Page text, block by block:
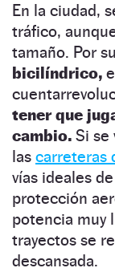
En la ciudad,
tráfico,
tamaño. Por
bicilíndrico,
tener que
cambio. Si se
las carreteras
vías ideales
protección
potencia muy
trayectos se
descansada.